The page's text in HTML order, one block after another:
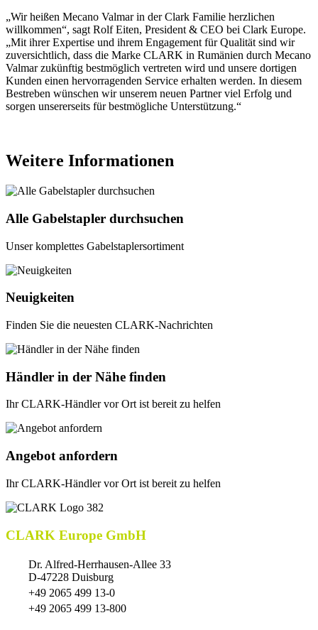
„Wir heißen Mecano Valmar in der Clark Familie herzlichen
willkommen“, sagt Rolf Eiten, President & CEO bei Clark Europe.
„Mit ihrer Expertise und ihrem Engagement für Qualität sind wir
zuversichtlich, dass die Marke CLARK in Rumänien durch Mecano
Valmar zukünftig bestmöglich vertreten wird und unsere dortigen
Kunden einen hervorragenden Service erhalten werden. In diesem
Bestreben wünschen wir unserem neuen Partner viel Erfolg und
sorgen unsererseits für bestmögliche Unterstützung.“
Weitere Informationen
Alle Gabelstapler durchsuchen
Unser komplettes Gabelstaplersortiment
Neuigkeiten
Finden Sie die neuesten CLARK-Nachrichten
Händler in der Nähe finden
Ihr CLARK-Händler vor Ort ist bereit zu helfen
Angebot anfordern
Ihr CLARK-Händler vor Ort ist bereit zu helfen
CLARK Europe GmbH
Dr. Alfred-Herrhausen-Allee 33
D-47228 Duisburg
+49 2065 499 13-0
+49 2065 499 13-800